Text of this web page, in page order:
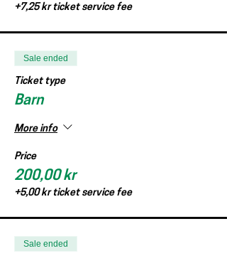
+7,25 kr ticket service fee
Sale ended
Ticket type
Barn
More info
Price
200,00 kr
+5,00 kr ticket service fee
Sale ended